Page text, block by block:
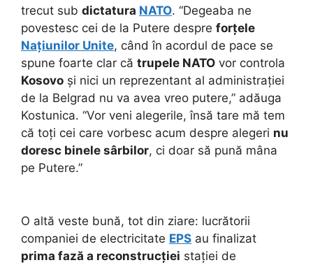
trecut sub dictatura NATO. “Degeaba ne
povestesc cei de la Putere despre forțele
Națiunilor Unite, când în acordul de pace se
spune foarte clar că trupele NATO vor controla
Kosovo și nici un reprezentant al administrației
de la Belgrad nu va avea vreo putere,” adăuga
Kostunica. “Vor veni alegerile, însă tare mă tem
că toți cei care vorbesc acum despre alegeri nu
doresc binele sârbilor, ci doar să pună mâna
pe Putere.”
O altă veste bună, tot din ziare: lucrătorii
companiei de electricitate EPS au finalizat
prima fază a reconstrucției stației de